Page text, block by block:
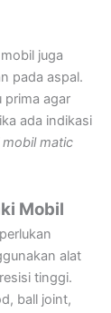
juga
pada aspal.
prima agar
ada indikasi
matic
Mobil
alat
tinggi.
ball joint,